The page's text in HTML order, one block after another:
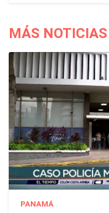
MÁS NOTICIAS
PANAMÁ